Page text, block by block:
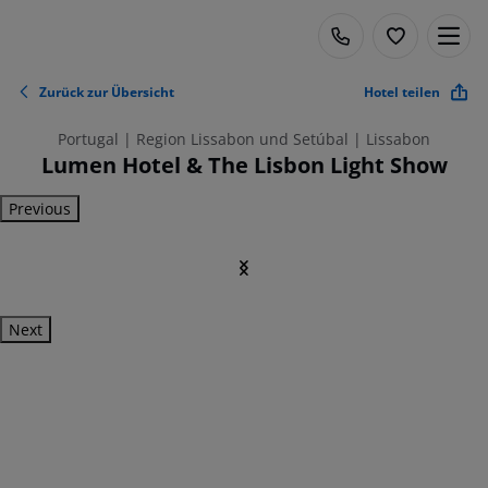
Zurück zur Übersicht Hotel teilen
Portugal | Region Lissabon und Setúbal | Lissabon
Lumen Hotel & The Lisbon Light Show
Previous
Next